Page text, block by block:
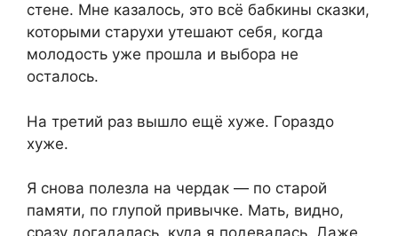
стене. Мне казалось, это всё бабкины сказки,
которыми старухи утешают себя, когда
молодость уже прошла и выбора не
осталось.
На третий раз вышло ещё хуже. Гораздо
хуже.
Я снова полезла на чердак — по старой
памяти, по глупой привычке. Мать, видно,